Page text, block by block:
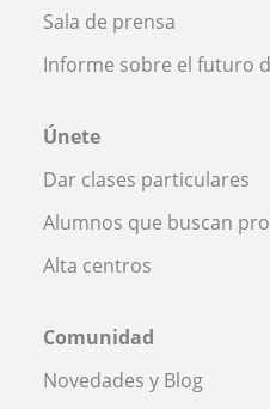
Sala de prensa
Informe sobre el futuro
Únete
Dar clases particulares
Alumnos que buscan
Alta centros
Comunidad
Novedades y Blog